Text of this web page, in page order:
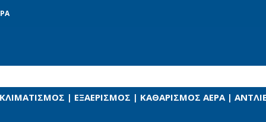
| ΕΞΑΕΡΙΣΜΟΣ | ΚΑΘΑΡΙΣΜΟΣ ΑΕΡΑ |